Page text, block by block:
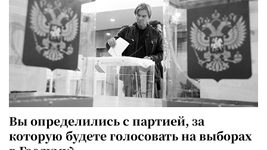
Вы определились с партией, за
которую будете голосовать на выборах